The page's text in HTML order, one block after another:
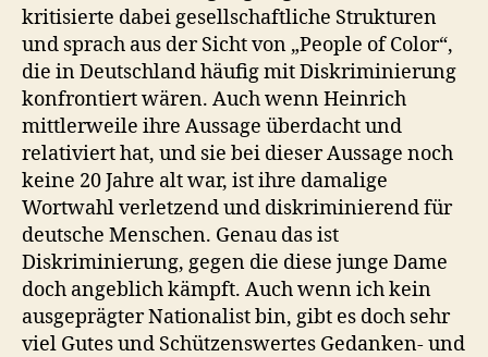
kritisierte dabei gesellschaftliche Strukturen
und sprach aus der Sicht von „People of Color“,
die in Deutschland häufig mit Diskriminierung
konfrontiert wären. Auch wenn Heinrich
mittlerweile ihre Aussage überdacht und
relativiert hat, und sie bei dieser Aussage noch
keine 20 Jahre alt war, ist ihre damalige
Wortwahl verletzend und diskriminierend für
deutsche Menschen. Genau das ist
Diskriminierung, gegen die diese junge Dame
doch angeblich kämpft. Auch wenn ich kein
ausgeprägter Nationalist bin, gibt es doch sehr
viel Gutes und Schützenswertes Gedanken- und